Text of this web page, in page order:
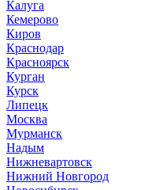
Калуга
Кемерово
Киров
Краснодар
Красноярск
Курган
Курск
Липецк
Москва
Мурманск
Надым
Нижневартовск
Нижний Новгород